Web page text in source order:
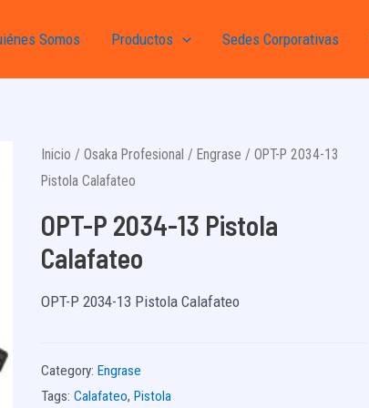
Somos Productos Sedes Corporativas
Inicio / Osaka Profesional / Engrase / OPT-P 2034-13
Pistola Calafateo
OPT-P 2034-13 Pistola
Calafateo
OPT-P 2034-13 Pistola Calafateo
Category: Engrase
Tags: Calafateo, Pistola